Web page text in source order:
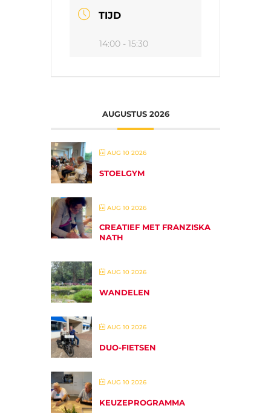
TIJD
14:00 - 15:30
AUGUSTUS 2026
AUG 10 2026
STOELGYM
AUG 10 2026
CREATIEF MET FRANZISKA
NATH
AUG 10 2026
WANDELEN
AUG 10 2026
DUO-FIETSEN
AUG 10 2026
KEUZEPROGRAMMA